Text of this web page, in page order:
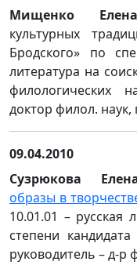
Мищенко
культурных
Бродского» по
литература на
филологических
доктор филол.
09.04.2010
Сузрюкова
образы в
10.01.01 – русская
степени
руководитель – д-р